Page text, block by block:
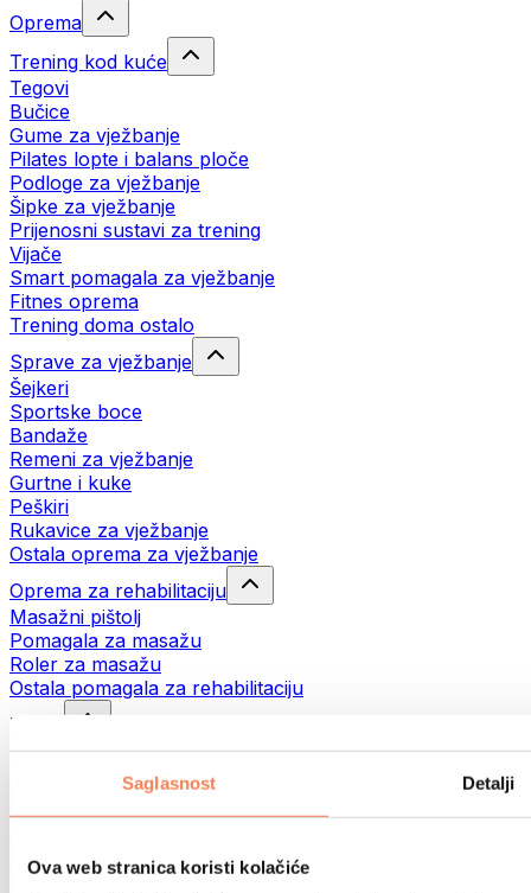
Saglasnost Detalji
Ova web stranica koristi kolačiće
Oprema
Trening kod kuće
Tegovi
Bučice
Gume za vježbanje
Pilates lopte i balans ploče
Podloge za vježbanje
Šipke za vježbanje
Prijenosni sustavi za trening
Vijače
Smart pomagala za vježbanje
Fitnes oprema
Trening doma ostalo
Sprave za vježbanje
Šejkeri
Sportske boce
Bandaže
Remeni za vježbanje
Gurtne i kuke
Peškiri
Rukavice za vježbanje
Ostala oprema za vježbanje
Oprema za rehabilitaciju
Masažni pištolj
Pomagala za masažu
Roler za masažu
Ostala pomagala za rehabilitaciju
Torbe
Torbe za hranu
Sportske torbe
Trčanje